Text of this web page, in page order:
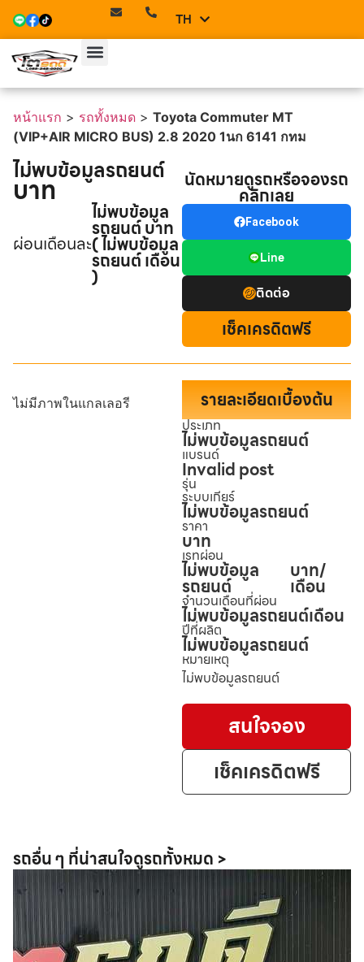
TH
EN
หน้าแรก > รถทั้งหมด > Toyota Commuter MT
(VIP+AIR MICRO BUS) 2.8 2020 1นก 6141 กทม
ไม่พบข้อมูลรถยนต์
บาท
ผ่อนเดือนละ
ไม่พบข้อมูล
รถยนต์ บาท
( ไม่พบข้อมูล
รถยนต์ เดือน
)
นัดหมายดูรถหรือจองรถ
คลิกเลย
Facebook
Line
ติดต่อ
เช็คเครดิตฟรี
ไม่มีภาพในแกลเลอรี รายละเอียดเบื้องต้น
ประเภท
ไม่พบข้อมูลรถยนต์
แบรนด์
Invalid post
รุ่น
ระบบเกียร์
ไม่พบข้อมูลรถยนต์
ราคา
บาท
เรทผ่อน
ไม่พบข้อมูล
รถยนต์
บาท/
เดือน
จำนวนเดือนที่ผ่อน
ไม่พบข้อมูลรถยนต์เดือน
ปีที่ผลิต
ไม่พบข้อมูลรถยนต์
หมายเหตุ
ไม่พบข้อมูลรถยนต์
สนใจจอง
เช็คเครดิตฟรี
รถอื่น ๆ ที่น่าสนใจดูรถทั้งหมด >